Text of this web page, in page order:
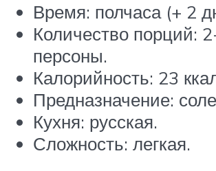
Время: полчаса (+ 2
Количество порций:
персоны.
Калорийность: 23
Предназначение:
Кухня: русская.
Сложность: легкая.